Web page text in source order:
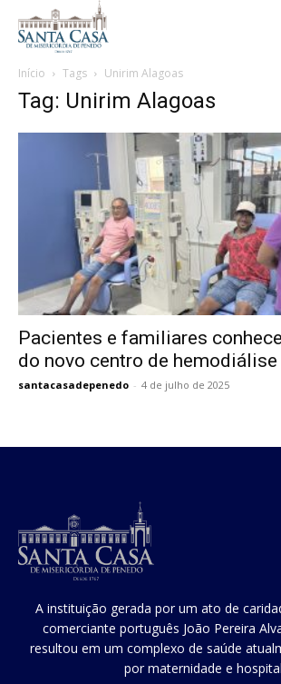
Início Tags Unirim Alagoas
Tag: Unirim Alagoas
Pacientes e familiares
do novo centro de hemodiálise
santacasadepenedo - 4 de julho de 2025
A instituição gerada por um ato de
comerciante português João Pereira
resultou em um complexo de saúde
por maternidade e hospital